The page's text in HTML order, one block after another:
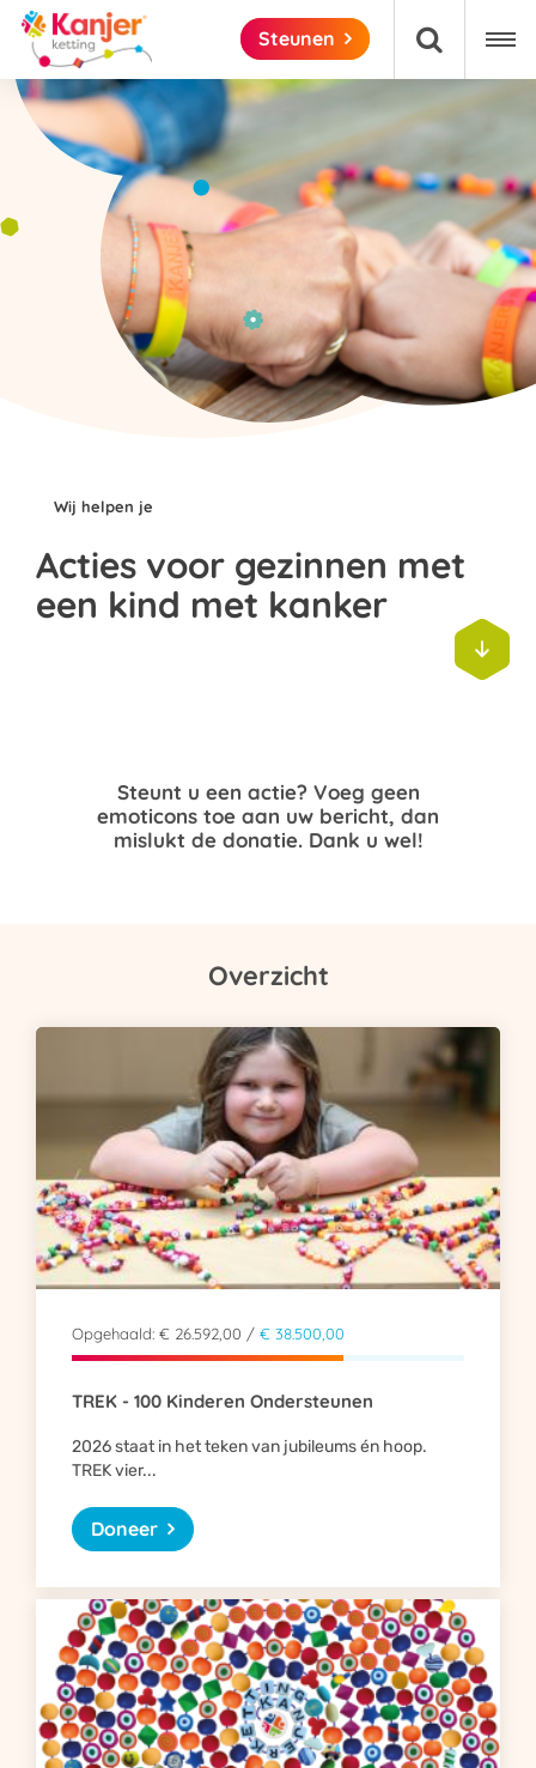
Steunen 
Wij helpen je
Acties voor gezinnen met
een kind met kanker

Steunt u een actie? Voeg geen
emoticons toe aan uw bericht, dan
mislukt de donatie. Dank u wel!
Overzicht
Opgehaald: € 26.592,00 / € 38.500,00
TREK - 100 Kinderen Ondersteunen
2026 staat in het teken van jubileums én hoop.
TREK vier...
Doneer